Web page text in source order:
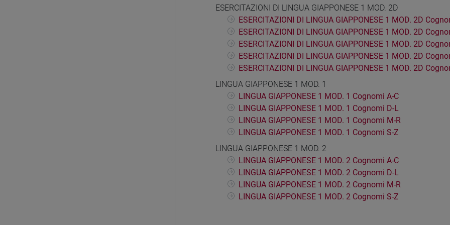
ESERCITAZIONI DI LINGUA GIAPPONESE 1 MOD. 2D
ESERCITAZIONI DI LINGUA GIAPPONESE 1 MOD. 2D
ESERCITAZIONI DI LINGUA GIAPPONESE 1 MOD. 2D
ESERCITAZIONI DI LINGUA GIAPPONESE 1 MOD. 2D
ESERCITAZIONI DI LINGUA GIAPPONESE 1 MOD. 2D
ESERCITAZIONI DI LINGUA GIAPPONESE 1 MOD. 2D
LINGUA GIAPPONESE 1 MOD. 1
LINGUA GIAPPONESE 1 MOD. 1 Cognomi A-C
LINGUA GIAPPONESE 1 MOD. 1 Cognomi D-L
LINGUA GIAPPONESE 1 MOD. 1 Cognomi M-R
LINGUA GIAPPONESE 1 MOD. 1 Cognomi S-Z
LINGUA GIAPPONESE 1 MOD. 2
LINGUA GIAPPONESE 1 MOD. 2 Cognomi A-C
LINGUA GIAPPONESE 1 MOD. 2 Cognomi D-L
LINGUA GIAPPONESE 1 MOD. 2 Cognomi M-R
LINGUA GIAPPONESE 1 MOD. 2 Cognomi S-Z